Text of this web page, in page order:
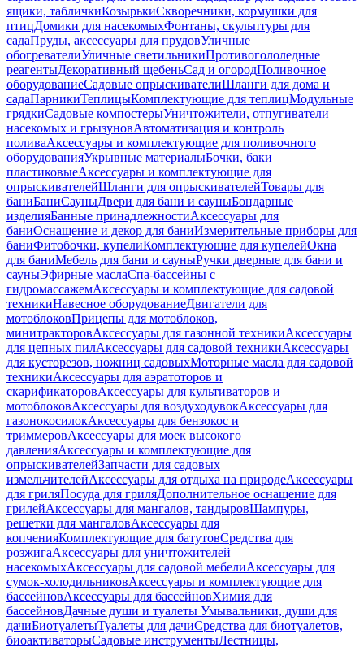
ящики, табличкиКозырькиСкворечники, кормушки для
птицДомики для насекомыхФонтаны, скульптуры для
садаПруды, аксессуары для прудовУличные
обогревателиУличные светильникиПротивогололедные
реагентыДекоративный щебеньСад и огородПоливочное
оборудованиеСадовые опрыскивателиШланги для дома и
садаПарникиТеплицыКомплектующие для теплицМодульные
грядкиСадовые компостерыУничтожители, отпугиватели
насекомых и грызуновАвтоматизация и контроль
поливаАксессуары и комплектующие для поливочного
оборудованияУкрывные материалыБочки, баки
пластиковыеАксессуары и комплектующие для
опрыскивателейШланги для опрыскивателейТовары для
баниБаниСауныДвери для бани и сауныБондарные
изделияБанные принадлежностиАксессуары для
баниОснащение и декор для баниИзмерительные приборы для
баниФитобочки, купелиКомплектующие для купелейОкна
для баниМебель для бани и сауныРучки дверные для бани и
сауныЭфирные маслаСпа-бассейны с
гидромассажемАксессуары и комплектующие для садовой
техникиНавесное оборудованиеДвигатели для
мотоблоковПрицепы для мотоблоков,
минитракторовАксессуары для газонной техникиАксессуары
для цепных пилАксессуары для садовой техникиАксессуары
для кусторезов, ножниц садовыхМоторные масла для садовой
техникиАксессуары для аэратоторов и
скарификаторовАксессуары для культиваторов и
мотоблоковАксессуары для воздуходувокАксессуары для
газонокосилокАксессуары для бензокос и
триммеровАксессуары для моек высокого
давленияАксессуары и комплектующие для
опрыскивателейЗапчасти для садовых
измельчителейАксессуары для отдыха на природеАксессуары
для гриляПосуда для гриляДополнительное оснащение для
грилейАксессуары для мангалов, тандыровШампуры,
решетки для мангаловАксессуары для
копченияКомплектующие для батутовСредства для
розжигаАксессуары для уничтожителей
насекомыхАксессуары для садовой мебелиАксессуары для
сумок-холодильниковАксессуары и комплектующие для
бассейновАксессуары для бассейновХимия для
бассейновДачные души и туалеты Умывальники, души для
дачиБиотуалетыТуалеты для дачиСредства для биотуалетов,
биоактиваторыСадовые инструментыЛестницы,